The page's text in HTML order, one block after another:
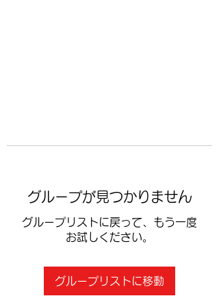
グループが見つかりません
グループリストに戻って、もう一度
お試しください。
グループリストに移動